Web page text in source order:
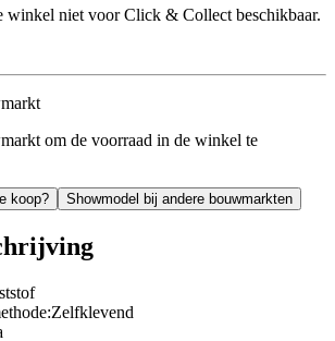
winkel niet voor Click & Collect beschikbaar.
om de voorraad in de winkel te
koop? Showmodel bij andere bouwmarkten